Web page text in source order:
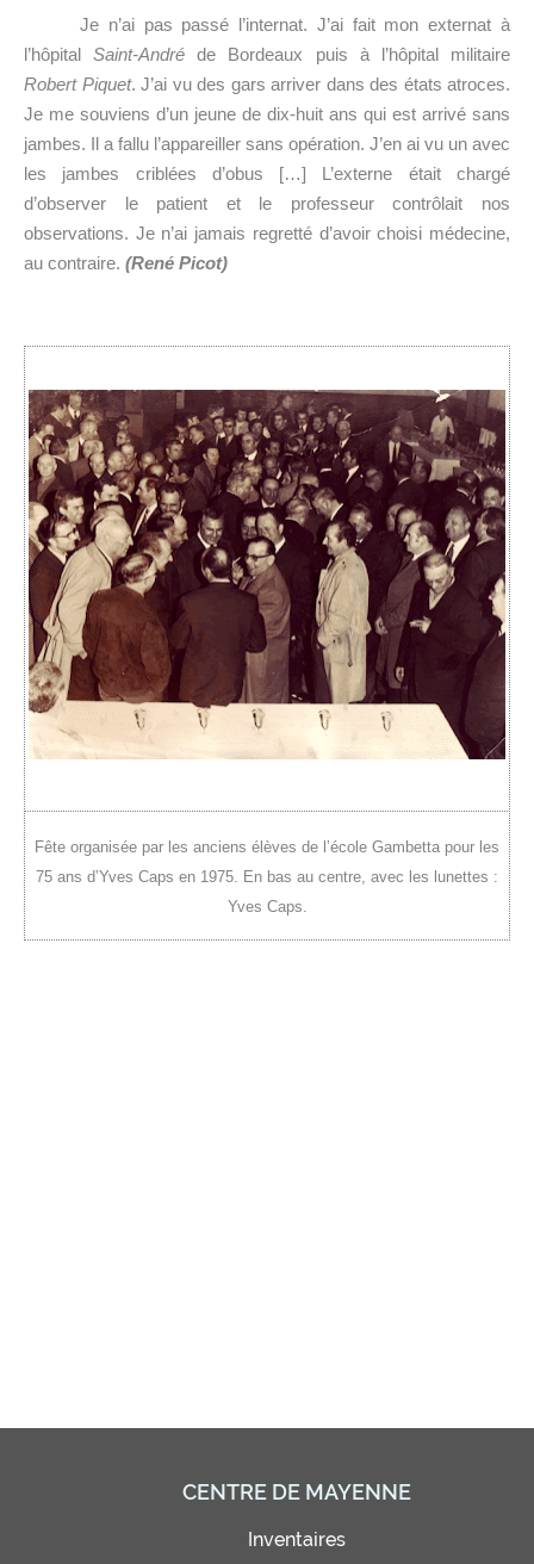
Je n’ai pas passé l’internat. J’ai fait mon externat à
l’hôpitalSaint-Andréde Bordeaux puis à l’hôpital militaire
Robert Piquet. J’ai vu des gars arriver dans des états atroces.
Je me souviens d’un jeune de dix-huit ans qui est arrivé sans
jambes. Il a fallu l’appareiller sans opération. J’en ai vu un avec
les jambes criblées d’obus […] L’externe était chargé
d’observer le patient et le professeur contrôlait nos
observations. Je n’ai jamais regretté d’avoir choisi médecine,
au contraire. (René Picot)
Fête organisée par les anciens élèves de lʼécole Gambetta pour les
75 ans dʼYves Caps en 1975. En bas au centre, avec les lunettes :
Yves Caps.
CENTRE DE MAYENNE
Inventaires